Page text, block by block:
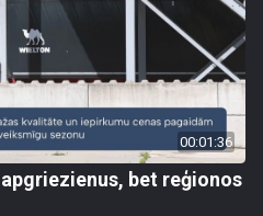
00:01:36
bet reģionos